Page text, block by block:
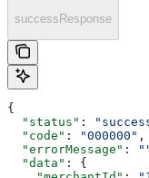
successResponse
{
  "status"
:
  "code"
: "000000" ,
  "errorMessage"
:
  "data"
: {